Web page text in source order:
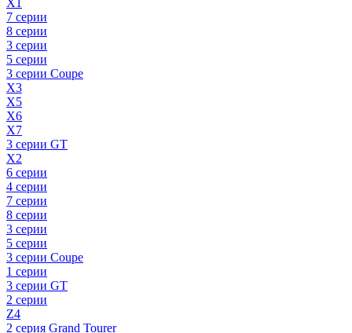
X1
7 серии
8 серии
3 серии
5 серии
3 серии Coupe
X3
X5
X6
X7
3 серии GT
X2
6 серии
4 серии
7 серии
8 серии
3 серии
5 серии
3 серии Coupe
1 серии
3 серии GT
2 серии
Z4
2 серия Grand Tourer